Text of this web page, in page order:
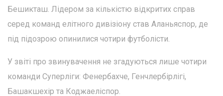
Бешикташ. Лідером за кількістю відкритих справ
серед команд елітного дивізіону став Аланьяспор, де
під підозрою опинилися чотири футболісти.
У звіті про звинувачення не згадуються лише чотири
команди Суперліги: Фенербахче, Генчлербірлігі,
Башакшехір та Коджаеліспор.